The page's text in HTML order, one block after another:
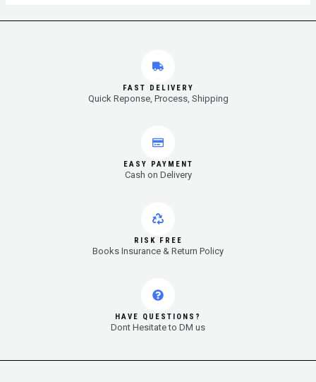
FAST DELIVERY
Quick Reponse, Process, Shipping
EASY PAYMENT
Cash on Delivery
RISK FREE
Books Insurance & Return Policy
HAVE QUESTIONS?
Dont Hesitate to DM us